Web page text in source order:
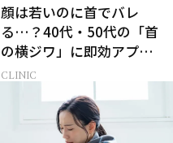
顔は若いのに首でバレ
る…？40代・50代の「首
の横ジワ」に即効アプロ
ーチする最新美容医療と
CLINIC